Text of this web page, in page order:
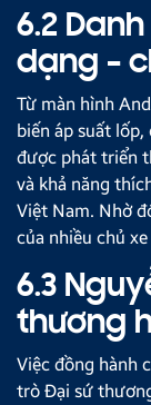
6.2
dạng –
Từ màn hình
biến áp suất lốp,
được phát triển
và khả năng
Việt Nam. Nhờ
của nhiều chủ
6.3
thương
Việc đồng hành
trò Đại sứ